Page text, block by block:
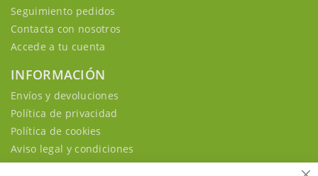
Seguimiento pedidos
Contacta con nosotros
Accede a tu cuenta
INFORMACIÓN
Envíos y devoluciones
Política de privacidad
Política de cookies
Aviso legal y condiciones